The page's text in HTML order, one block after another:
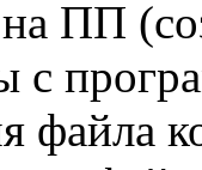
ПП
с